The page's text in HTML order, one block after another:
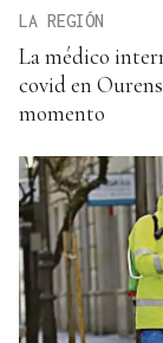
LA REGIÓN
La médico
covid en
momento